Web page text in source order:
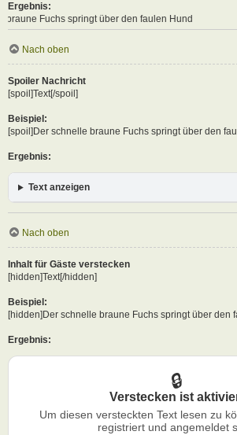
Ergebnis:
springt über den faulen Hund
Nach oben
Spoiler Nachricht
[spoil]Text[/spoil]
Beispiel:
[spoil]Der schnelle braune Fuchs springt über den
Ergebnis:
Text anzeigen
Nach oben
Inhalt für Gäste verstecken
[hidden]Text[/hidden]
Beispiel:
[hidden]Der schnelle braune Fuchs springt über den
Ergebnis:
Verstecken ist
Um diesen versteckten Text lesen zu
registriert und angemeldet